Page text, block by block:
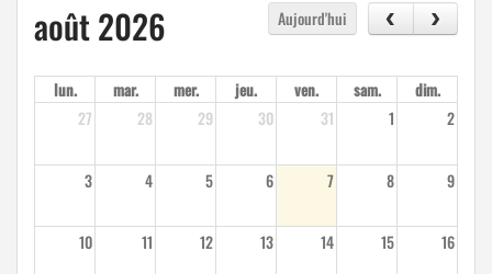
août 2026 Aujourd'hui
lun. mar. mer. jeu. ven. sam.
dim.
27
28 29 30 31 1 2
3 4 5 6 7 8 9
10 11 12 13 14 15 16